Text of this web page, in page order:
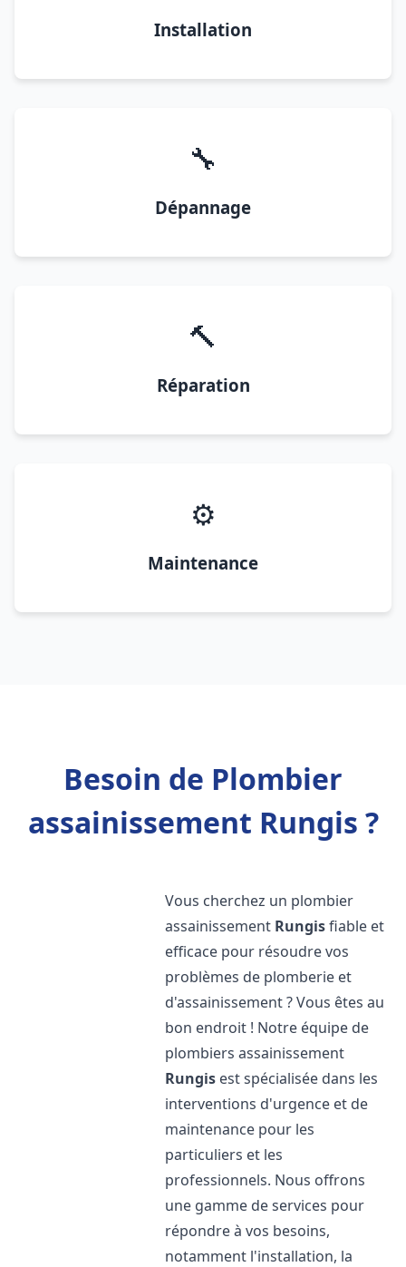
Installation
🔧
Dépannage
🔨
Réparation
⚙️
Maintenance
Besoin de Plombier
assainissement Rungis ?
Vous cherchez un plombier
assainissement Rungisfiable et
efficace pour résoudre vos
problèmes de plomberie et
d'assainissement ? Vous êtes au
bon endroit ! Notre équipe de
plombiers assainissement
Rungis est spécialisée dans les
interventions d'urgence et de
maintenance pour les
particuliers et les
professionnels. Nous offrons
une gamme de services pour
répondre à vos besoins,
notamment l'installation, la